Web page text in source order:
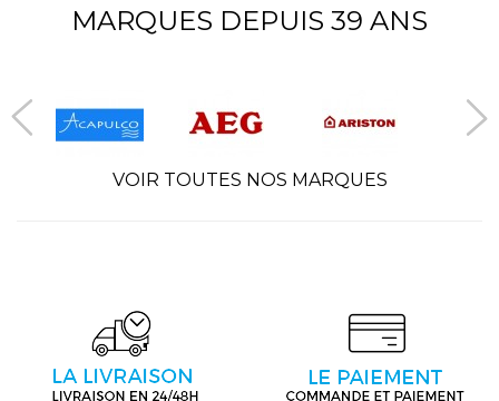
MARQUES DEPUIS 39 ANS
VOIR TOUTES NOS MARQUES